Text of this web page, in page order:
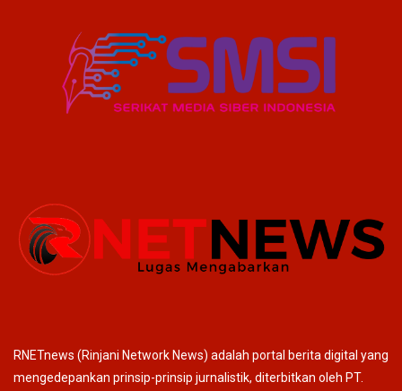
RNETnews (Rinjani Network News) adalah portal berita digital yang
mengedepankan prinsip-prinsip jurnalistik, diterbitkan oleh PT.